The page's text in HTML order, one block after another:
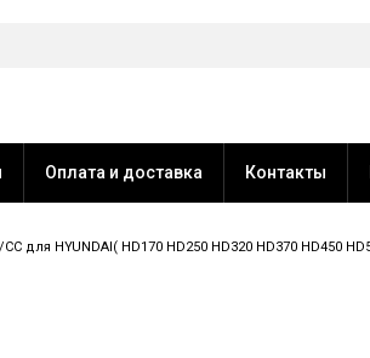
Оплата и доставка Контакты
HYUNDAI( HD170 HD250 HD320 HD370 HD450